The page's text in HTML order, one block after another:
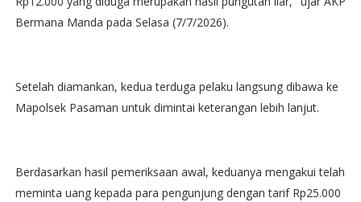
Bermana Manda pada Selasa (7/7/2026).
Setelah diamankan, kedua terduga pelaku langsung dibawa ke
Mapolsek Pasaman untuk dimintai keterangan lebih lanjut.
Berdasarkan hasil pemeriksaan awal, keduanya mengakui telah
meminta uang kepada para pengunjung dengan tarif Rp25.000